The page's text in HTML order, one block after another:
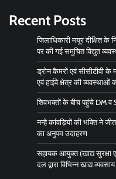
Recent Posts
जिलाधिकारी मयूर दीक्षित के
पर की गई समुचित विद्युत
ड्रोन कैमरों एवं सीसीटीवी के
एवं हाईवे क्षेत्र की व्यवस्थाओं
शिवभक्तों के बीच पहुंचे DM व
नन्हे कांवड़ियों की भक्ति ने
का अनुपम उदाहरण
सहायक आयुक्त (खाद्य सुरक्षा
दल द्वारा विभिन्न खाद्य